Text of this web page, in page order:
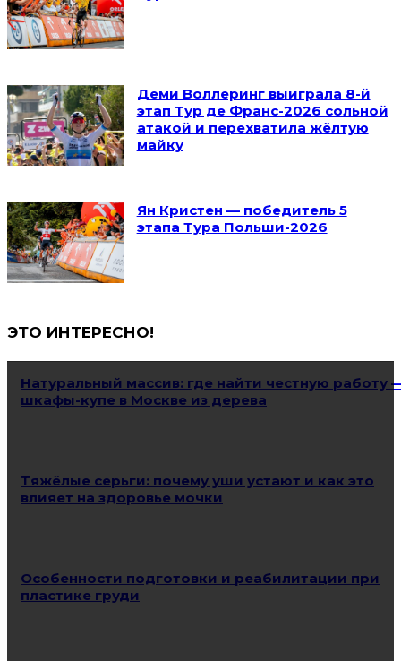
Деми Воллеринг выиграла 8-й
этап Тур де Франс-2026 сольной
атакой и перехватила жёлтую
майку
Ян Кристен — победитель 5
этапа Тура Польши-2026
ЭТО ИНТЕРЕСНО!
Натуральный массив: где найти честную работу
шкафы-купе в Москве из дерева
Тяжёлые серьги: почему уши устают и как это
влияет на здоровье мочки
Особенности подготовки и реабилитации при
пластике груди